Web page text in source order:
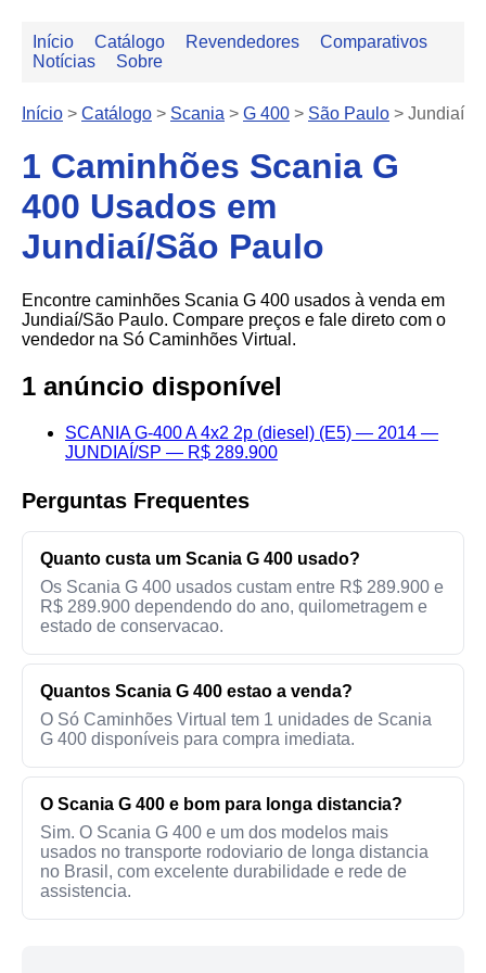
Início Catálogo Revendedores
Comparativos
Notícias
Sobre
Início > Catálogo > Scania > G 400 > São Paulo > Jundiaí
1 Caminhões Scania G
400 Usados em
Jundiaí/São Paulo
Encontre caminhões Scania G 400 usados à venda em
Jundiaí/São Paulo. Compare preços e fale direto com o
vendedor na Só Caminhões Virtual.
1 anúncio disponível
SCANIA G-400 A 4x2 2p (diesel) (E5) — 2014 —
JUNDIAÍ/SP — R$ 289.900
Perguntas Frequentes
Quanto custa um Scania G 400 usado?
Os Scania G 400 usados custam entre R$ 289.900 e
R$ 289.900 dependendo do ano, quilometragem e
estado de conservacao.
Quantos Scania G 400 estao a venda?
O Só Caminhões Virtual tem 1 unidades de Scania
G 400 disponíveis para compra imediata.
O Scania G 400 e bom para longa distancia?
Sim. O Scania G 400 e um dos modelos mais
usados no transporte rodoviario de longa distancia
no Brasil, com excelente durabilidade e rede de
assistencia.